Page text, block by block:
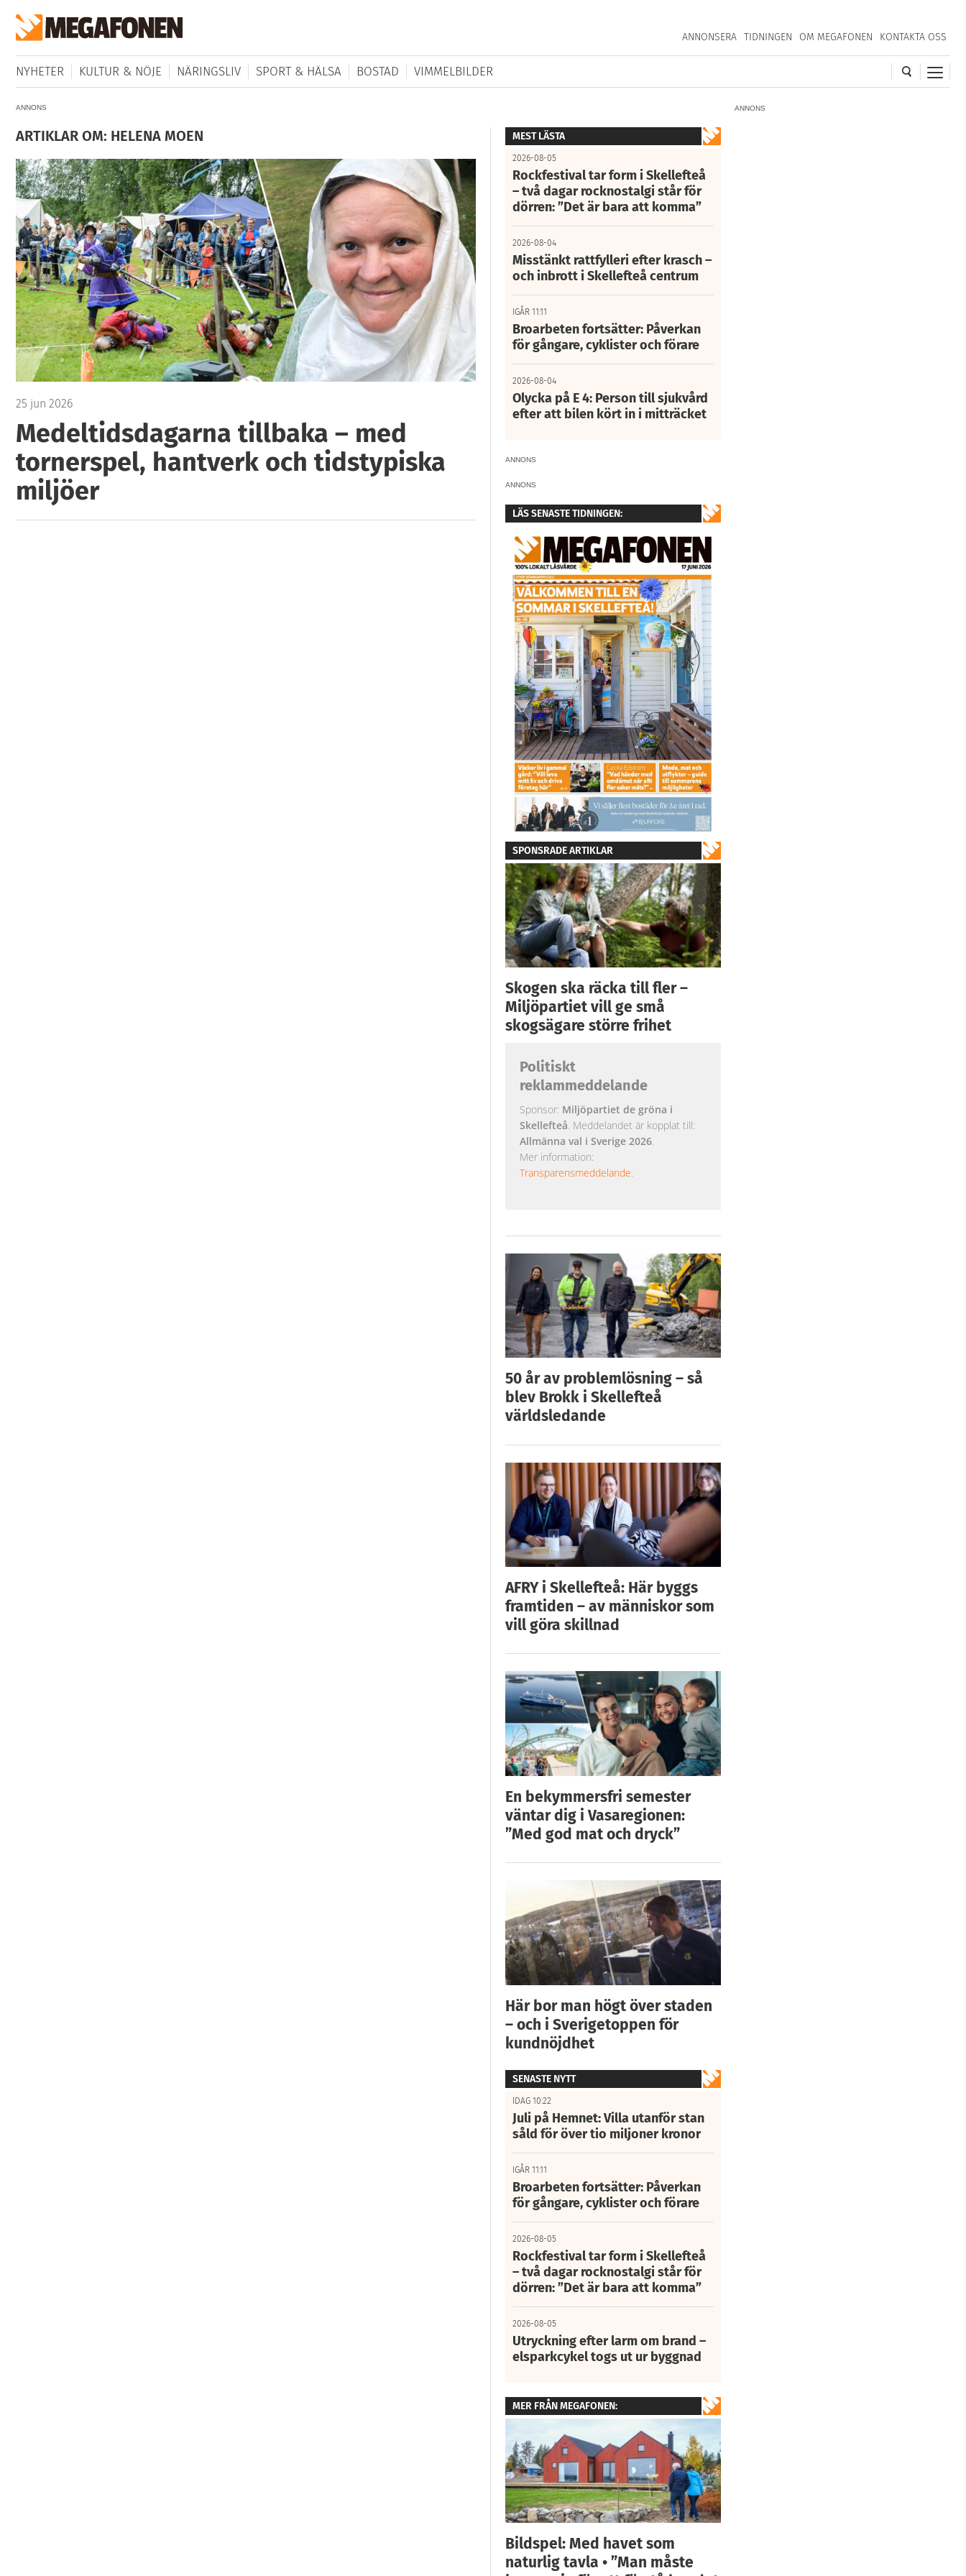
ANNONSERA TIDNINGEN OM MEGAFONEN KONTAKTA OSS
NYHETER KULTUR & NÖJE NÄRINGSLIV SPORT & HÄLSA BOSTAD VIMMELBILDER
ANNONS
ANNONS
ARTIKLAR OM: HELENA MOEN
25 jun 2026
Medeltidsdagarna tillbaka – med
tornerspel, hantverk och tidstypiska
miljöer
MEST LÄSTA
2026-08-05
Rockfestival tar form i Skellefteå
– två dagar rocknostalgi står för
dörren: ”Det är bara att komma”
2026-08-04
Misstänkt rattfylleri efter krasch –
och inbrott i Skellefteå centrum
IGÅR 11:11
Broarbeten fortsätter: Påverkan
för gångare, cyklister och förare
2026-08-04
Olycka på E 4: Person till sjukvård
efter att bilen kört in i mitträcket
ANNONS
ANNONS
LÄS SENASTE TIDNINGEN:
SPONSRADE ARTIKLAR
Skogen ska räcka till fler –
Miljöpartiet vill ge små
skogsägare större frihet
Politiskt
reklammeddelande
Sponsor: Miljöpartiet de gröna i
Skellefteå. Meddelandet är kopplat till:
Allmänna val i Sverige 2026.
Mer information:
Transparensmeddelande.
50 år av problemlösning – så
blev Brokk i Skellefteå
världsledande
AFRY i Skellefteå: Här byggs
framtiden – av människor som
vill göra skillnad
En bekymmersfri semester
väntar dig i Vasaregionen:
”Med god mat och dryck”
Här bor man högt över staden
– och i Sverigetoppen för
kundnöjdhet
SENASTE NYTT
IDAG 10:22
Juli på Hemnet: Villa utanför stan
såld för över tio miljoner kronor
IGÅR 11:11
Broarbeten fortsätter: Påverkan
för gångare, cyklister och förare
2026-08-05
Rockfestival tar form i Skellefteå
– två dagar rocknostalgi står för
dörren: ”Det är bara att komma”
2026-08-05
Utryckning efter larm om brand –
elsparkcykel togs ut ur byggnad
MER FRÅN MEGAFONEN:
Bildspel: Med havet som
naturlig tavla • ”Man måste